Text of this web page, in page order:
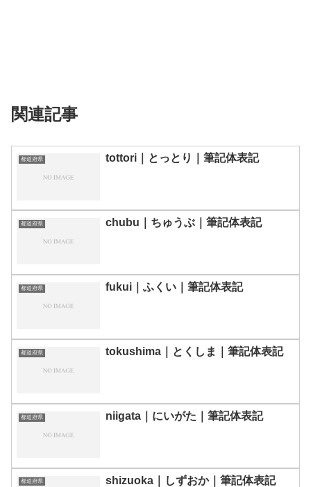
関連記事
都道府県 tottori｜とっとり｜筆記体表記
都道府県 chubu｜ちゅうぶ｜筆記体表記
都道府県 fukui｜ふくい｜筆記体表記
都道府県 tokushima｜とくしま｜筆記体表記
都道府県 niigata｜にいがた｜筆記体表記
都道府県 shizuoka｜しずおか｜筆記体表記